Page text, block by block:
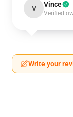
V Vince
Verified
Write your